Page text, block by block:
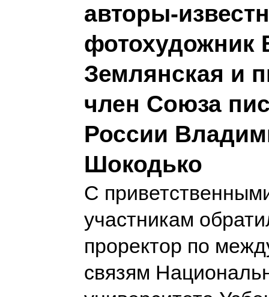
авторы-
фотохудожник
Землянская и
член Союза
России
Шокодько
С
участникам
проректор по
связям